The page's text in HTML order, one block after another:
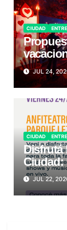
CIUDAD
JUL 24,
CIUDAD
Disfrutá
Ciudad:
JUL 22,